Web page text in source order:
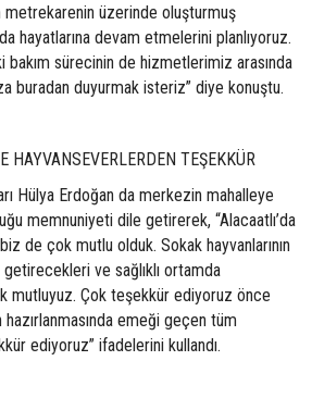
üzerinde oluşturmuş
hayatlarına devam etmelerini planlıyoruz.
bakım sürecinin de hizmetlerimiz arasında
buradan duyurmak isteriz” diye konuştu.
HAYVANSEVERLERDEN TEŞEKKÜR
Hülya Erdoğan da merkezin mahalleye
memnuniyeti dile getirerek, “Alacaatlı’da
de çok mutlu olduk. Sokak hayvanlarının
getirecekleri ve sağlıklı ortamda
mutluyuz. Çok teşekkür ediyoruz önce
hazırlanmasında emeği geçen tüm
ediyoruz” ifadelerini kullandı.